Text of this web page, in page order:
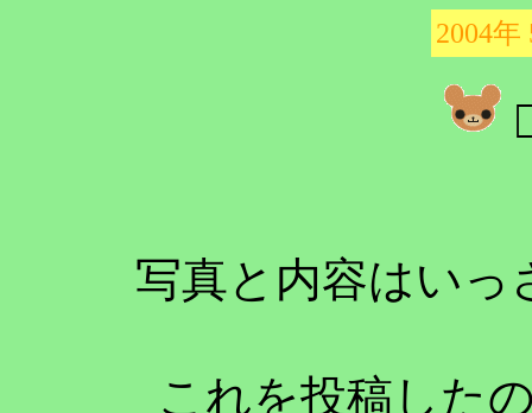
2004年
写真と内容はいっ
これを投稿した